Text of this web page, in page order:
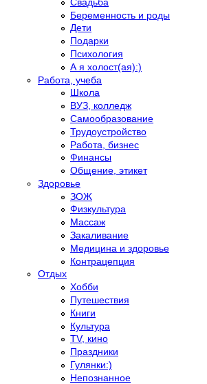
Беременность и роды
Дети
Подарки
Психология
А я холост(ая):)
Работа, учеба
Школа
ВУЗ, колледж
Самообразование
Трудоустройство
Работа, бизнес
Финансы
Общение, этикет
Здоровье
ЗОЖ
Физкультура
Массаж
Закаливание
Медицина и здоровье
Контрацепция
Отдых
Хобби
Путешествия
Книги
Культура
TV, кино
Праздники
Гулянки:)
Непознанное